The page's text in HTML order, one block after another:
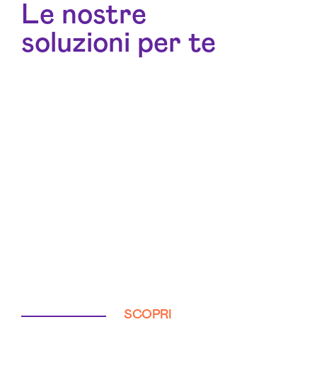
Le nostre
soluzioni per te
SCOPRI